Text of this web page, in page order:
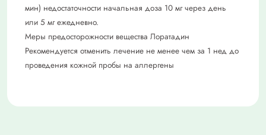
мин) недостаточности начальная доза 10 мг через день
или 5 мг ежедневно.
Меры предосторожности вещества Лоратадин
Рекомендуется отменить лечение не менее чем за 1 нед до
проведения кожной пробы на аллергены